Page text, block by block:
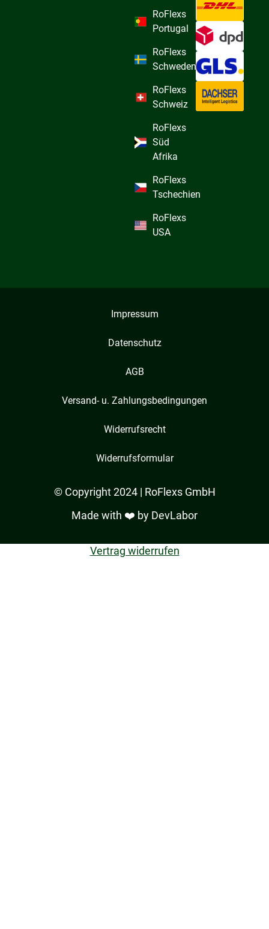
RoFlexs
Portugal
RoFlexs
Schweden
RoFlexs
Schweiz
RoFlexs
Süd
Afrika
RoFlexs
Tschechien
RoFlexs
USA
Impressum
Datenschutz
AGB
Versand- u. Zahlungsbedingungen
Widerrufsrecht
Widerrufsformular
© Copyright 2024 | RoFlexs GmbH
Made with ❤️ by DevLabor
Vertrag widerrufen